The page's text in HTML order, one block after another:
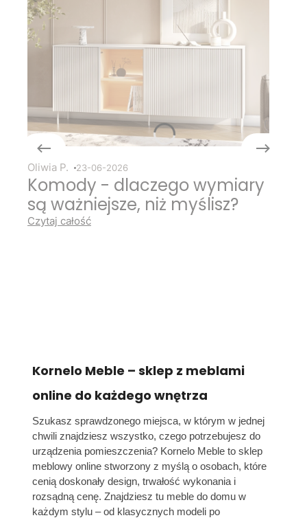
Oliwia P. 23-06-2026
Komody - dlaczego wymiary
są ważniejsze, niż myślisz?
Czytaj całość
Kornelo Meble – sklep z meblami
online do każdego wnętrza
Szukasz sprawdzonego miejsca, w którym w jednej
chwili znajdziesz wszystko, czego potrzebujesz do
urządzenia pomieszczenia? Kornelo Meble to sklep
meblowy online stworzony z myślą o osobach, które
cenią doskonały design, trwałość wykonania i
rozsądną cenę. Znajdziesz tu meble do domu w
każdym stylu – od klasycznych modeli po